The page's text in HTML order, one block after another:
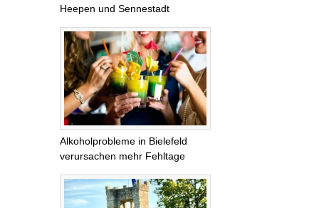
Heepen und Sennestadt
Alkoholprobleme in Bielefeld
verursachen mehr Fehltage